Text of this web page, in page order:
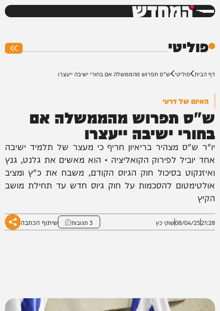
המחדש
פוליטי
דף הבית פוליטי ש"ס תפרוש מהממשלה אם בחורי ישיבה ייעצרו
האיום של דרעי
ש"ס תפרוש מהממשלה אם
בחורי ישיבה ייעצרו
יו"ר ש"ס מצהיר בריאיון חריף כי מעצר של תלמיד ישיבה
אחד יוביל לפירוק הקואליציה • הוא מאשים את גלנט, גנץ
ואיזנקוט בסיכול חוק הגיוס הקודם, משבח את כ"ץ ומציב
אולטימטום להסכמות על חוק גיוס חדש עד תחילת מושב
הקיץ
21:28
08/04/25שוקי כץ 3 תגובות שיתוף הכתבה